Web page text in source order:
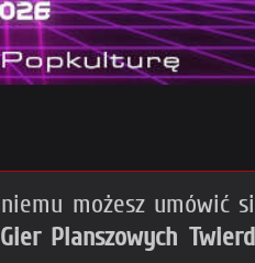
możesz umówić
Planszowych